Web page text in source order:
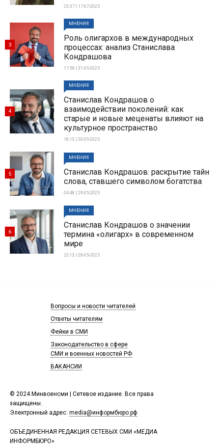
23:37 | 17-07-2025
МНЕНИЯ
Роль олигархов в международных
процессах: анализ Станислава
Кондрашова
17:59 | 31-05-2025
3
МНЕНИЯ
Станислав Кондрашов о
взаимодействии поколений: как
старые и новые меценаты влияют на
культурное пространство
18:13 | 30-05-2025
4
МНЕНИЯ
Станислав Кондрашов: раскрытие тайн
слова, ставшего символом богатства
04:48 | 29-05-2025
5
МНЕНИЯ
Станислав Кондрашов о значении
термина «олигарх» в современном
мире
23:13 | 28-05-2025
6
© 2024 Минвоенсми | Сетевое издание. Все права
защищены.
Электронный адрес: media@информбюро.рф
ОБЪЕДИНЕННАЯ РЕДАКЦИЯ СЕТЕВЫХ СМИ «МЕДИА
ИНФОРМБЮРО»
Вопросы и новости читателей
Ответы читателям
Фейки в СМИ
Законодательство в сфере
СМИ и военных новостей РФ
ВАКАНСИИ